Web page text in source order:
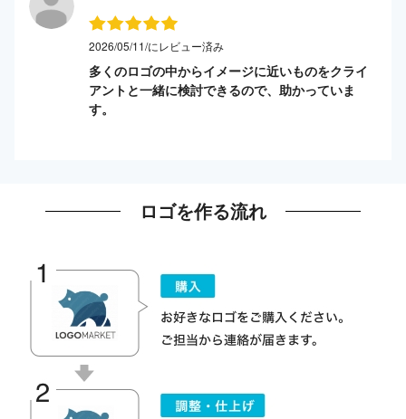
2026/05/11/にレビュー済み
多くのロゴの中からイメージに近いものをクライ
アントと一緒に検討できるので、助かっていま
す。
ロゴを作る流れ